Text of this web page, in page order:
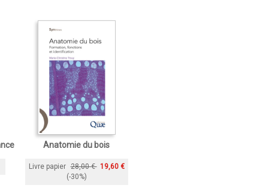
Anatomie du bois
Livre papier 28,00 € 19,60 €
(-30%)